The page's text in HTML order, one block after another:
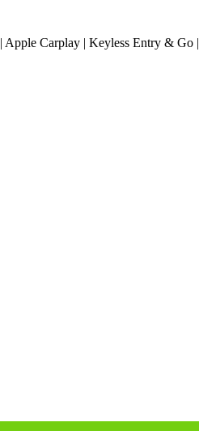
Apple Carplay | Keyless Entry & Go |